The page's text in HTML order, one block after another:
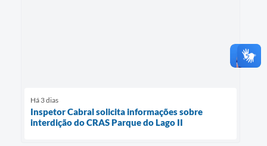
Há 3 dias
Inspetor Cabral solicita informações sobre
interdição do CRAS Parque do Lago II